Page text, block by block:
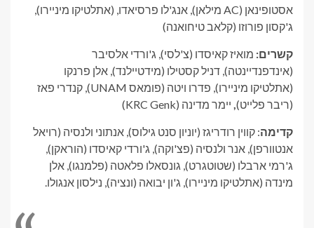
אסטופינאן (AC מילאן), אנג'לו פרסיאדו, (אתלטיקו מיניירו),
ג'קסון פורוזו (קלאב טיחואנה)
קשרים: מואיז קאיסדו (צ'לסי), ג'ורדי אלסיבר
(אינדפנדיינטה), דניל קסטילו (מידטיילנד), אלן פרנקו
(אתלטיקו מיניירו), פדרו ויטה (פומאס UNAM), קנדרי פאז
(ריבר פלייט), יימר מדינה (KRC Genk)
קדימה: קווין רודריגז (יוניון סנט גילוס), אנתוני ולנסיה (רויאל
אנטוורפן), אנר ולנסיה (פצ'וקה), ג'ורדי קאיסדו (הוראקן),
ג'רמי ארבלו (שטוטגרט), גונסאלו פלאטה (פלמנגו), אלן
מינדה (אתלטיקו מיניירו), ג'ון יבואה (ונציה), נילסון אנגולו.